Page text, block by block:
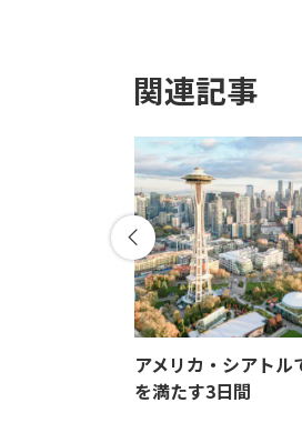
関連記事
アメリカ・シアトル
を満たす3日間